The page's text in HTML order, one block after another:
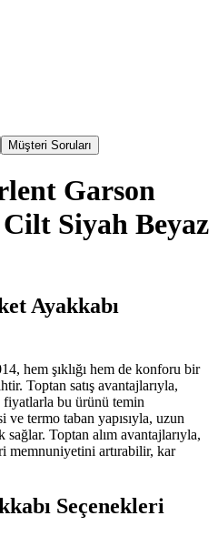
Müşteri Soruları
Garson
Siyah Beyaz
Ayakkabı
hem şıklığı hem de konforu bir
Toptan satış avantajlarıyla,
bu ürünü temin
termo taban yapısıyla, uzun
Toptan alım avantajlarıyla,
memnuniyetini artırabilir, kar
Seçenekleri